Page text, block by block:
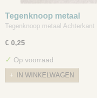
Tegenknoop metaal
Tegenknoop metaal
€ 0,25
✓ Op voorraad
IN WINKELWAGEN